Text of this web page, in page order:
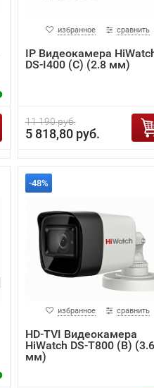
избранное сравнить
IP Видеокамера
DS-I400 (С) (2.8 мм)
11 190 руб.
5 818,80 руб.
-48%
избранное сравнить
HD-TVI Видеокамера
HiWatch DS-T800 (B) (3.6
мм)